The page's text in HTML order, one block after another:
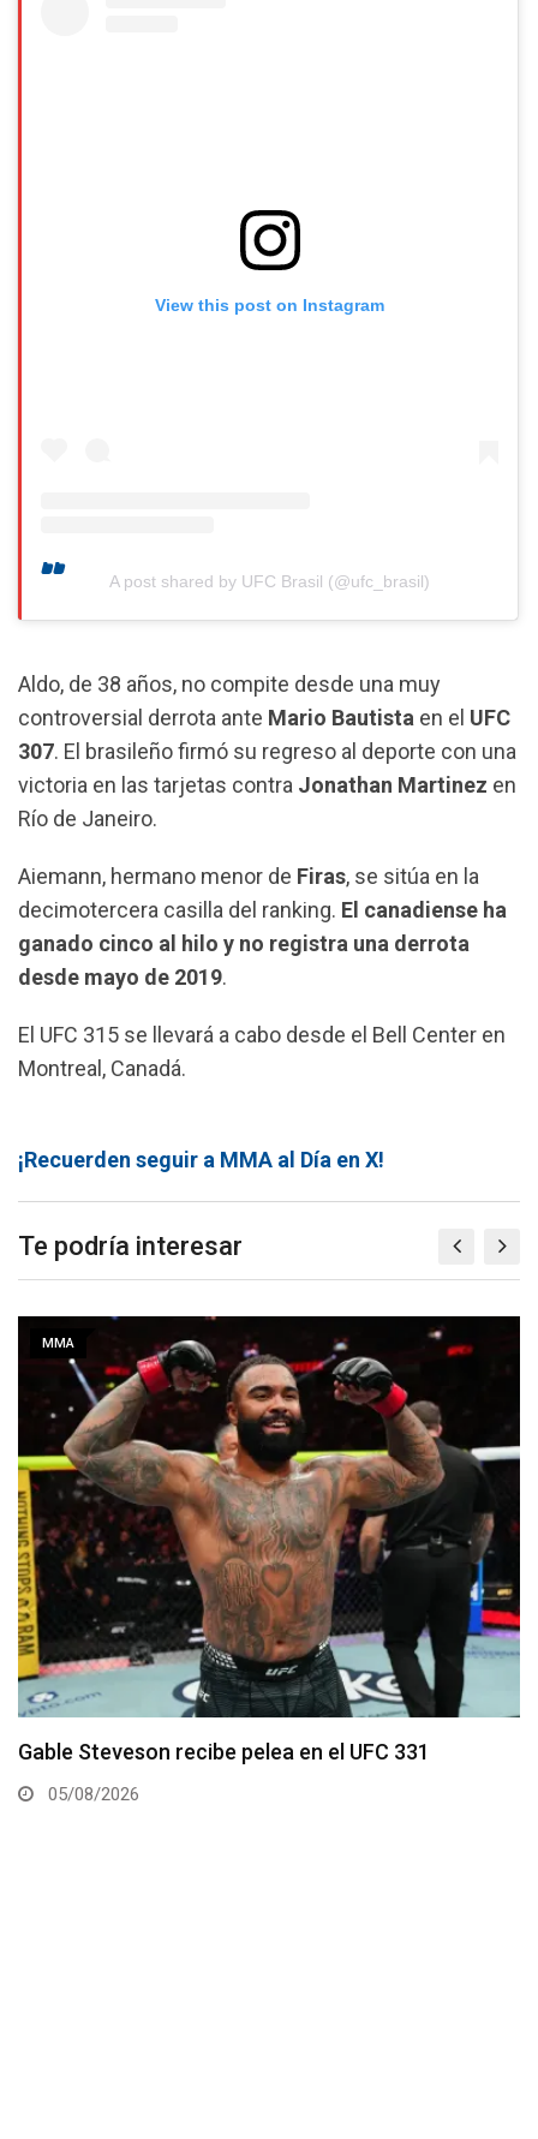
View this post on Instagram
A post shared by UFC Brasil (@ufc_brasil)
Aldo, de 38 años, no compite desde una muy
controversial derrota ante Mario Bautista en el UFC
307. El brasileño firmó su regreso al deporte con una
victoria en las tarjetas contra Jonathan Martinez en
Río de Janeiro.
Aiemann, hermano menor de Firas, se sitúa en la
decimotercera casilla del ranking. El canadiense ha
ganado cinco al hilo y no registra una derrota
desde mayo de 2019.
El UFC 315 se llevará a cabo desde el Bell Center en
Montreal, Canadá.
¡Recuerden seguir a MMA al Día en X!
Te podría interesar
MMA
Navajo Stirling expulsa a Jan Blachowicz del top 15
de los Semi-Completos